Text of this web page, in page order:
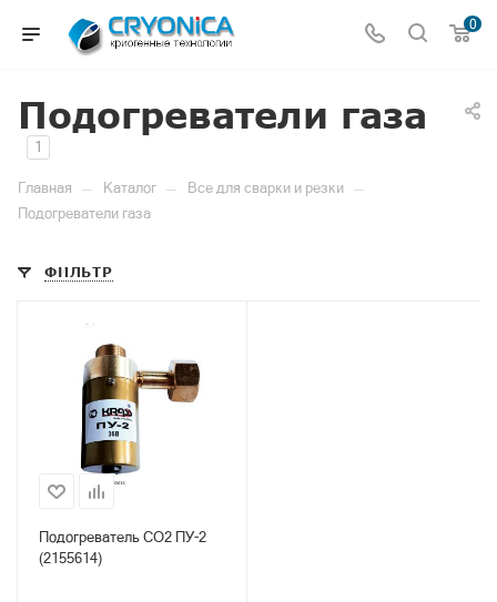
0
Подогреватели газа
1
Главная — Каталог — Все для сварки и резки —
Подогреватели газа
ФИЛЬТР
Подогреватель СО2 ПУ-2
(2155614)